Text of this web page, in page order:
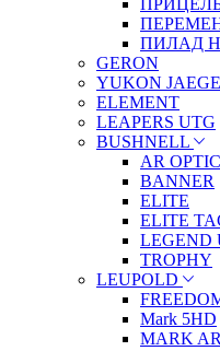
ПИЛАД
GERON
YUKON
ELEMENT
LEAPERS UTG
BUSHNELL
AR
BANNER
ELITE
ELITE
LEGEND
TROPHY
LEUPOLD
Mark 5HD
MARK